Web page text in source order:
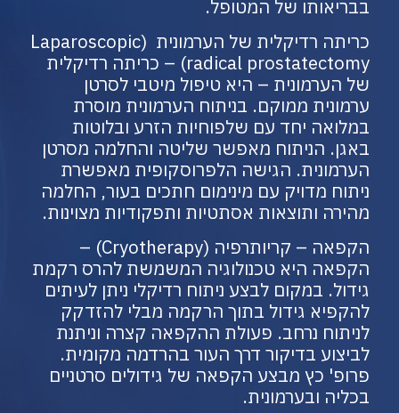
בבריאותו של המטופל.
כריתה רדיקלית של הערמונית (Laparoscopic
radical prostatectomy) – כריתה רדיקלית
של הערמונית – היא טיפול מיטבי לסרטן
ערמונית ממוקם. בניתוח הערמונית מוסרת
במלואה יחד עם שלפוחיות הזרע ובלוטות
באגן. הניתוח מאפשר שליטה והחלמה מסרטן
הערמונית. הגישה הלפרוסקופית מאפשרת
ניתוח מדויק עם מינימום חתכים בעור, החלמה
מהירה ותוצאות אסתטיות ותפקודיות מצוינות.
הקפאה – קריותרפיה (Cryotherapy) –
הקפאה היא טכנולוגיה המשמשת להרס רקמת
גידול. במקום לבצע ניתוח רדיקלי ניתן לעיתים
להקפיא גידול בתוך הרקמה מבלי להזדקק
לניתוח נרחב. פעולת ההקפאה קצרה וניתנת
לביצוע בדיקור דרך העור בהרדמה מקומית.
פרופ' כץ מבצע הקפאה של גידולים סרטניים
בכליה ובערמונית.